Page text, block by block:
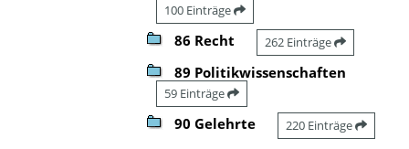
100 Einträge
86 Recht 262 Einträge
89 Politikwissenschaften
59 Einträge
90 Gelehrte 220 Einträge